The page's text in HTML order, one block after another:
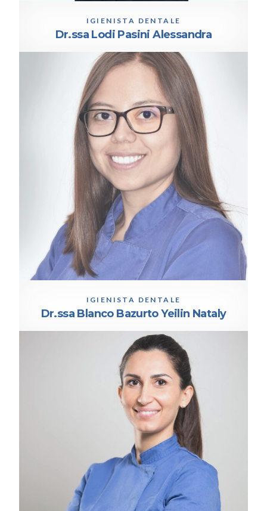
Dr.ssa Lodi Pasini Alessandra
IGIENISTA DENTALE
Dr.ssa Blanco Bazurto Yeilin Nataly
IGIENISTA DENTALE
Dr.ssa Blanco Bazurto Yeilin Nataly
IGIENISTA DENTALE
Dr.ssa Padovani Tiziana
IGIENISTA DENTALE